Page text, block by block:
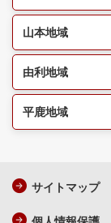
山本地域
由利地域
平鹿地域
サイトマップ